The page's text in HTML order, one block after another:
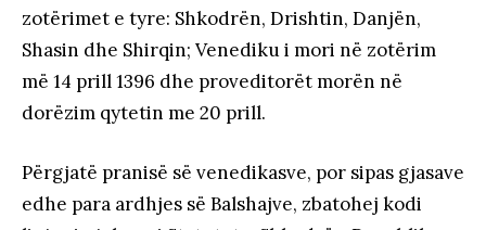
zotërimet e tyre: Shkodrën, Drishtin, Danjën,
Shasin dhe Shirqin; Venediku i mori në zotërim
më 14 prill 1396 dhe proveditorët morën në
dorëzim qytetin me 20 prill.
Përgjatë pranisë së venedikasve, por sipas gjasave
edhe para ardhjes së Balshajve, zbatohej kodi